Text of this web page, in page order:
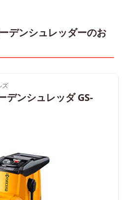
デンシュレッダーのお
ズ
デンシュレッダ GS-